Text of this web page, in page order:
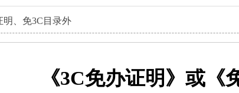
明、免3C目录外
《3C免办证明》或